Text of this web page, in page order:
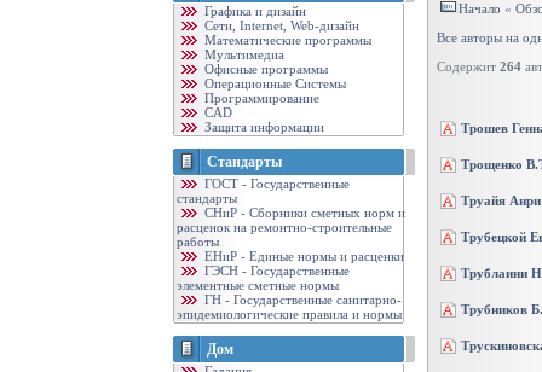
Графика и дизайн
Cети, Internet, Web-дизайн
Математические программы
Мультимедиа
Офисные программы
Операционные Системы
Программирование
CAD
Защита информации
Стандарты
ГОСТ - Государственные
стандарты
CНиР - Сборники сметных норм и
расценок на ремонтно-строительные
работы
ЕНиР - Единые нормы и расценки
ГЭСН - Государственные
элементные сметные нормы
ГН - Государственные санитарно-
эпидемиологические правила и нормы
Дом
Начало «
Все авторы на
Содержит 264
Трошев
Трощенко
Труайя Анри
Трубецкой
Трублаини
Трубников